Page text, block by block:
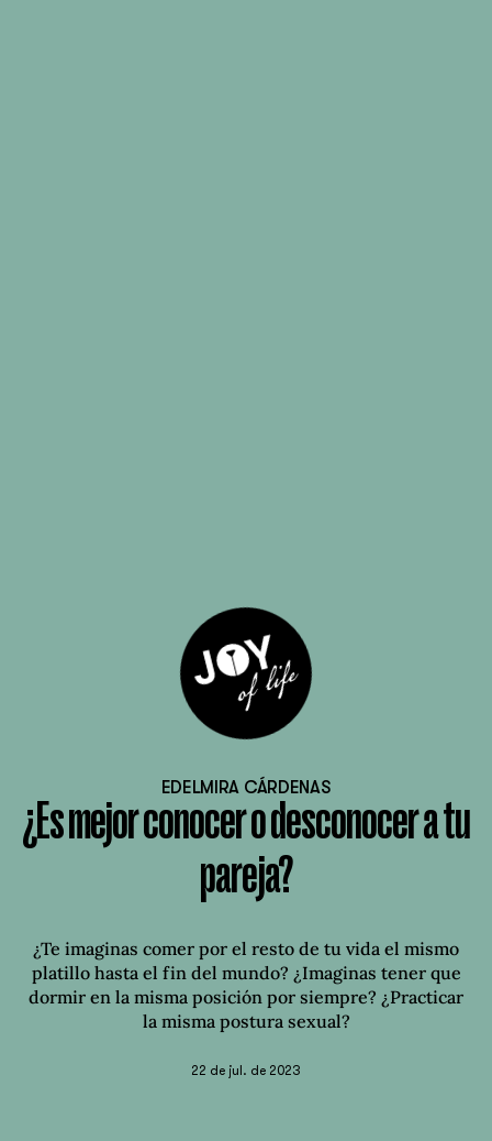
EDELMIRA CÁRDENAS
¿Es mejor conocer o desconocer a tu
pareja?
¿Te imaginas comer por el resto de tu vida el mismo
platillo hasta el fin del mundo? ¿Imaginas tener que
dormir en la misma posición por siempre? ¿Practicar
la misma postura sexual?
22 de jul. de 2023